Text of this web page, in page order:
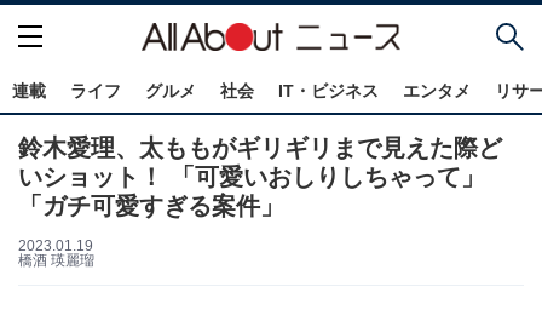
連載 ライフ グルメ 社会 IT・ビジネス エンタメ リサ
鈴木愛理、太ももがギリギリまで見えた際ど
いショット！ 「可愛いおしりしちゃって」
「ガチ可愛すぎる案件」
2023.01.19
橋酒 瑛麗瑠